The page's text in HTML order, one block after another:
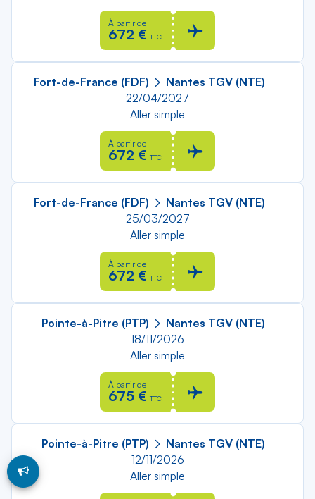
À partir de
672 € TTC
Fort-de-France (FDF)
Nantes TGV (NTE)
22/04/2027
Aller simple
À partir de
672 € TTC
Fort-de-France (FDF)
Nantes TGV (NTE)
25/03/2027
Aller simple
À partir de
672 € TTC
Pointe-à-Pitre (PTP)
Nantes TGV (NTE)
18/11/2026
Aller simple
À partir de
675 € TTC
Pointe-à-Pitre (PTP)
Nantes TGV (NTE)
12/11/2026
Aller simple